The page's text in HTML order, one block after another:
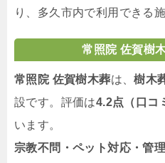
り、多久市内で利用できる施
常照院 佐賀樹
常照院 佐賀樹木葬は、樹木
設です。評価は4.2点（口コ
います。
宗教不問・ペット対応・管